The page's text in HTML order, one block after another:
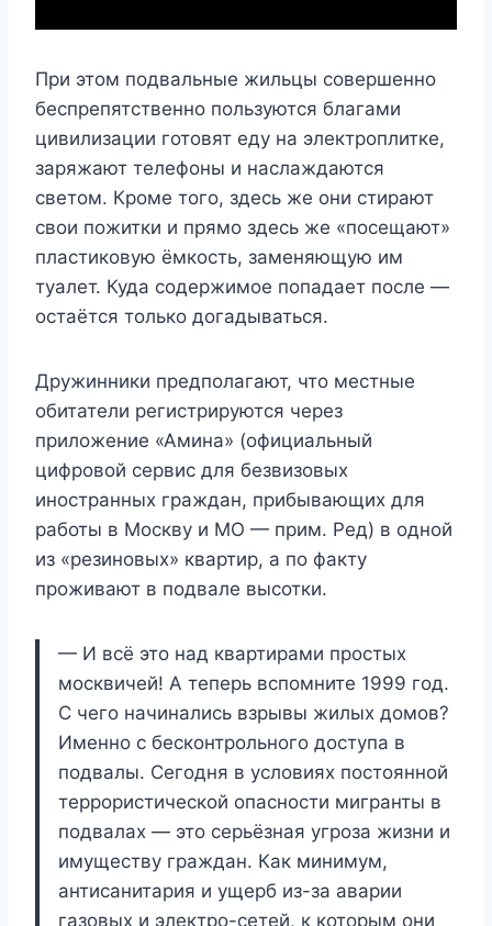
При этом подвальные жильцы совершенно
беспрепятственно пользуются благами
цивилизации готовят еду на электроплитке,
заряжают телефоны и наслаждаются
светом. Кроме того, здесь же они стирают
свои пожитки и прямо здесь же «посещают»
пластиковую ёмкость, заменяющую им
туалет. Куда содержимое попадает после —
остаётся только догадываться.
Дружинники предполагают, что местные
обитатели регистрируются через
приложение «Амина» (официальный
цифровой сервис для безвизовых
иностранных граждан, прибывающих для
работы в Москву и МО — прим. Ред) в одной
из «резиновых» квартир, а по факту
проживают в подвале высотки.
— И всё это над квартирами простых
москвичей! А теперь вспомните 1999 год.
С чего начинались взрывы жилых домов?
Именно с бесконтрольного доступа в
подвалы. Сегодня в условиях постоянной
террористической опасности мигранты в
подвалах — это серьёзная угроза жизни и
имуществу граждан. Как минимум,
антисанитария и ущерб из-за аварии
газовых и электро-сетей, к которым они